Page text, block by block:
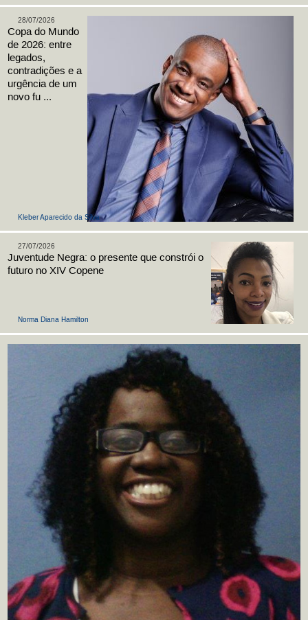
Kleber Aparecido da Silva
28/07/2026
Copa do Mundo
de 2026: entre
legados,
contradições e a
urgência de um
novo fu ...
Norma Diana Hamilton
27/07/2026
Juventude Negra: o presente que constrói o
futuro no XIV Copene